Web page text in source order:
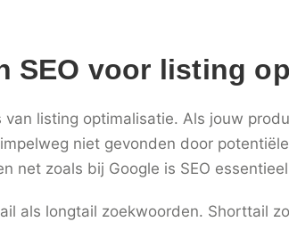
SEO voor listing
listing optimalisatie. Als jouw
niet gevonden door
net zoals bij Google is SEO
als longtail zoekwoorden. Shorttail